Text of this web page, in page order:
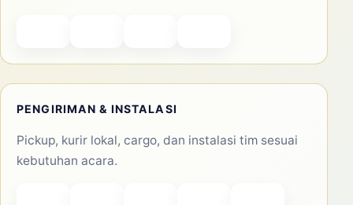
PENGIRIMAN & INSTALASI
Pickup, kurir lokal, cargo, dan instalasi tim sesuai
kebutuhan acara.